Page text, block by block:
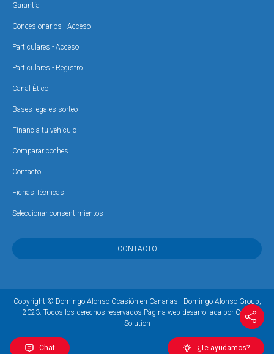
Chat ¿Te ayudamos?
Garantía
Concesionarios - Acceso
Particulares - Acceso
Particulares - Registro
Canal Ético
Bases legales sorteo
Financia tu vehículo
Comparar coches
Contacto
Fichas Técnicas
Seleccionar consentimientos
CONTACTO
Copyright © Domingo Alonso Ocasión en Canarias - Domingo Alonso Group,
2023. Todos los derechos reservados.Página web desarrollada por Coco
Solution